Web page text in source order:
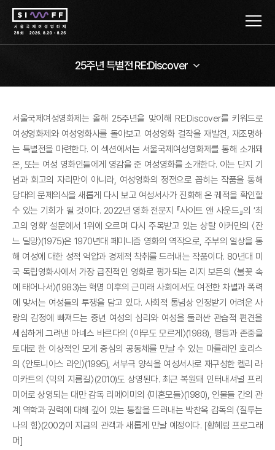
25주년 특별전 RE:Discover
서울국제여성영화제는 올해 25주년을 맞이해 RE:Discover를 키워드로
여성영화제와 여성영화사를 돌아보고 여성영화 걸작을 재발견, 재조명하
는 특별전을 마련한다. 이 섹션에서는 서울국제여성영화제를 통해 소개돼
온, 또는 여성 영화인들에게 영감을 준 여성영화를 소개한다. 이는 단지 기
념과 회고의 자리만이 아니라, 여성영화의 정전으로 꼽히는 작품을 통해
당대의 문제의식을 새롭게 다시 보고 여성서사가 진화해 온 궤적을 확인할
수 있는 기회가 될 것이다. 2022년 영화 전문지 『사이트 앤 사운드』의 ‘최
고의 영화’ 설문에서 1위에 오르며 다시 주목받고 있는 샹탈 아커만의 〈잔
느 딜망〉(1975)은 1970년대 페미니즘 영화의 역작으로, 주부의 일상을 통
해 여성에 대한 성적 억압과 경제적 착취를 드러내는 작품이다. 80년대 미
국 독립영화사에서 가장 급진적인 영화로 평가되는 리지 보든의 〈불꽃 속
에 태어나서〉(1983)는 혁명 이후의 근미래 사회에서도 여전한 차별과 폭력
에 맞서는 여성들의 투쟁을 담고 있다. 사회적 통념상 인정받기 어려운 사
랑의 감정에 빠져드는 중년 여성의 심리와 여성을 둘러싼 관습적 편견을
세심하게 그려낸 아녜스 바르다의 〈아무도 모르게〉(1988), 평등과 존중을
토대로 한 이상적인 모계 중심의 공동체를 만날 수 있는 마를레인 호리스
의 〈안토니아스 라인〉(1995), 서부극 양식을 여성서사로 재구성한 켈리 라
이카트의 〈믹의 지름길〉(2010)도 상영된다. 최근 복원돼 인터내셔널 프리
미어로 상영되는 대만 감독 리메이미의 〈미혼모들〉(1980), 인물들 간의 관
계 역학과 권력에 대해 깊이 있는 통찰을 드러내는 박찬옥 감독의 〈질투는
나의 힘〉(2002)이 지금의 관객과 새롭게 만날 예정이다. [황혜림 프로그래
머]